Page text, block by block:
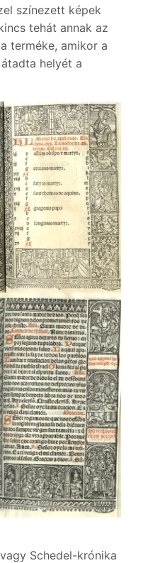
színezett képek
tehát annak az
terméke, amikor a
helyét a
Schedel-krónika